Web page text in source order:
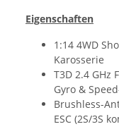
Eigenschaften
1:14 4WD
Karosserie
T3D 2.4
Gyro &
Brushless-
ESC (2S/3S